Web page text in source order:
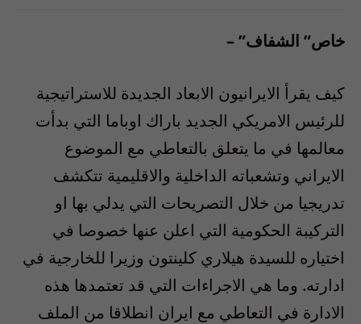
خاص” الشفاف” –
كيف يقرأ الايرانيون الابعاد الجديدة للاستراتيجية
للرئيس الامريكي الجديد باراك اوباما التي بدأت
معالمها في ما يتعلق بالتعاطي مع الموضوع
الايراني وتشعباته الداخلية والاقليمية تتكشف
تدريجيا من خلال التصريحات التي يدلي بها او
التركيبة الحكومية التي اعلن عنها خصوصا في
اختياره للسيدة هيلاري كلينتون وزيرا للخارجية في
ادارته. وما هي الاجراءات التي قد تعتمدها هذه
الادارة في التعاطي مع ايران انطلاقا من الملف